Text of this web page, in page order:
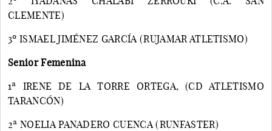
CLEMENTE)
3º ISMAEL JIMÉNEZ GARCÍA (RUJAMAR ATLETISMO)
Senior Femenina
1ª IRENE DE LA TORRE ORTEGA, (CD ATLETISMO
TARANCÓN)
2ª NOELIA PANADERO CUENCA (RUNFASTER)